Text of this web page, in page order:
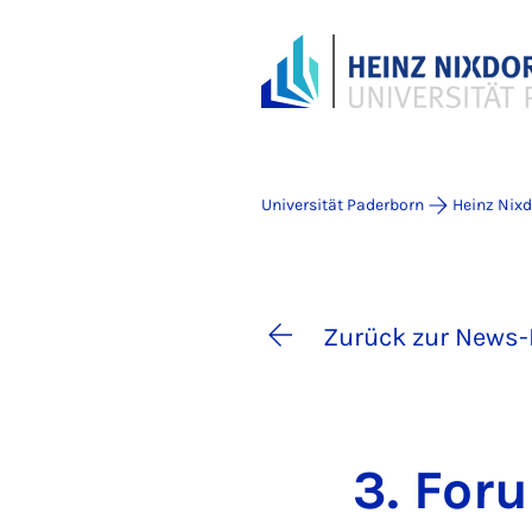
Universität Paderborn Heinz
Zurück zur
3.